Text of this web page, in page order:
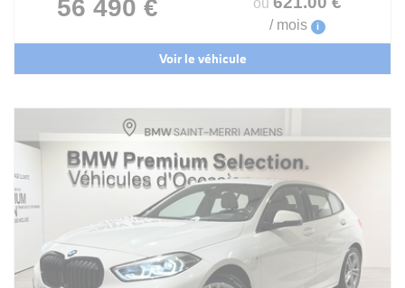
56 490 €
/ mois i
Voir le véhicule